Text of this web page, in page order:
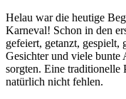
Helau war die heutige
Karneval! Schon in den
gefeiert, getanzt, gespielt,
Gesichter und viele
sorgten. Eine traditionelle
natürlich nicht fehlen.